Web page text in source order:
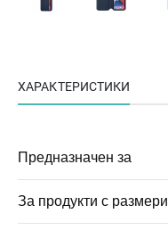
ХАРАКТЕРИСТИКИ
Предназначен за
За продукти с размери